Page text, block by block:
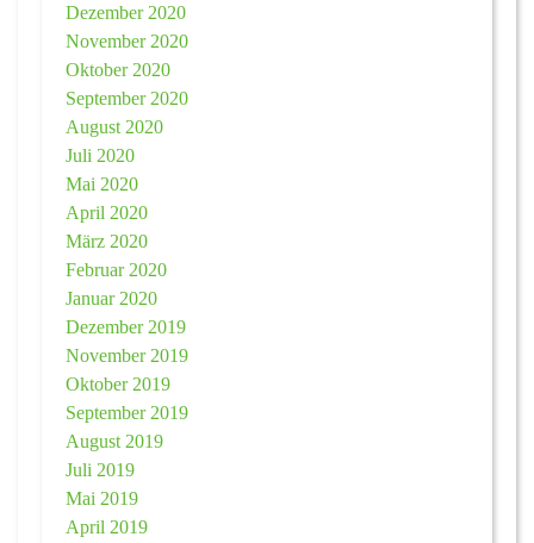
Dezember 2020
November 2020
Oktober 2020
September 2020
August 2020
Juli 2020
Mai 2020
April 2020
März 2020
Februar 2020
Januar 2020
Dezember 2019
November 2019
Oktober 2019
September 2019
August 2019
Juli 2019
Mai 2019
April 2019